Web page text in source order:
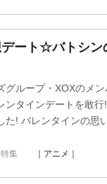
ート☆バトシン
グループ・XOXのメ
ンタインデートを敢行
た! バレンタインの思
特集 ｜アニメ｜